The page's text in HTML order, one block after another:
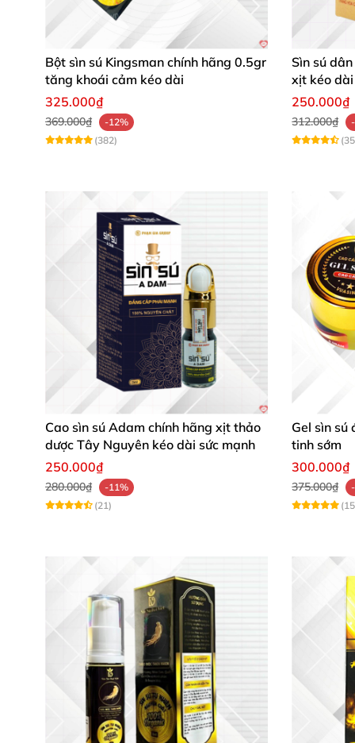
Bột sìn sú Kingsman chính hãng 0.5gr
tăng khoái cảm kéo dài
325.000₫
369.000₫
-12%
(382)
Sìn sú
xịt kéo
5ml
250.000₫
312.000₫
Cao sìn sú Adam chính hãng xịt thảo
dược Tây Nguyên kéo dài sức mạnh
250.000₫
280.000₫
-11%
(21)
Gel sìn sú
tinh sớm
300.000₫
375.000₫